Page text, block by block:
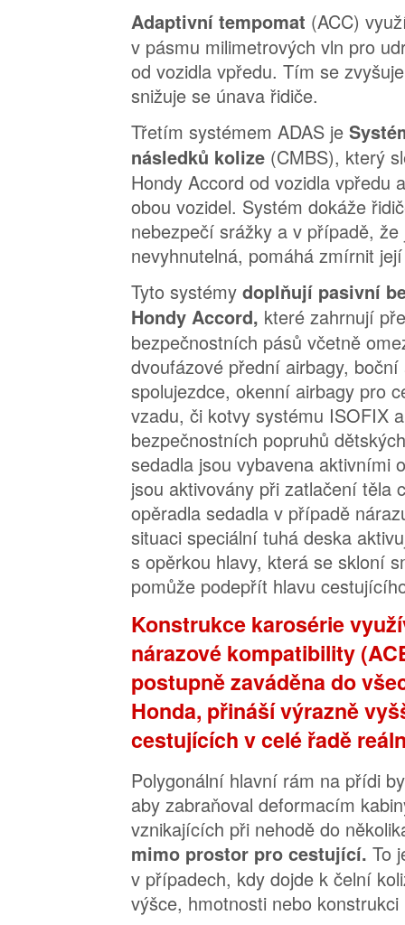
Adaptivní tempomat (ACC)
v pásmu milimetrových vln pro
od vozidla vpředu. Tím se
snižuje se únava řidiče.
Třetím systémem ADAS je
následků kolize (CMBS), který
Hondy Accord od vozidla vpředu
obou vozidel. Systém dokáže
nebezpečí srážky a v případě, že
nevyhnutelná, pomáhá zmírnit
Tyto systémy doplňují pasivní
Hondy Accord, které zahrnují
bezpečnostních pásů včetně
dvoufázové přední airbagy,
spolujezdce, okenní airbagy pro
vzadu, či kotvy systému ISOFIX
bezpečnostních popruhů
sedadla jsou vybavena aktivními
jsou aktivovány při zatlačení těla
opěradla sedadla v případě
situaci speciální tuhá deska
s opěrkou hlavy, která se skloní
pomůže podepřít hlavu
Konstrukce karosérie
nárazové kompatibility
postupně zaváděna do
Honda, přináší výrazně
cestujících v celé řadě
Polygonální hlavní rám na přídi
aby zabraňoval deformacím
vznikajících při nehodě do
mimo prostor pro cestující. To
v případech, kdy dojde k čelní
výšce, hmotnosti nebo